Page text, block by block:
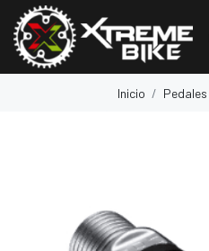
Inicio Pedales